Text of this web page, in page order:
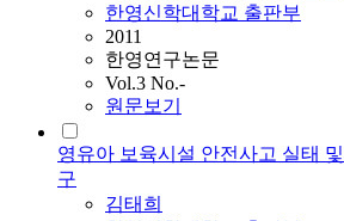
한영신학대학교 출판부
2011
한영연구논문
Vol.3 No.-
원문보기
영유아 보육시설 안전사고 실태
구
김태희